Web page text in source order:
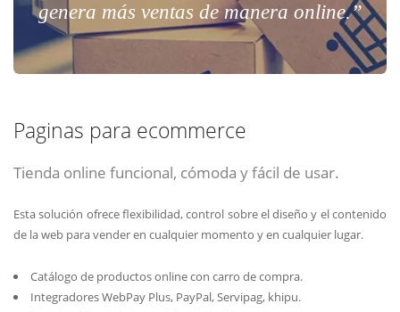
genera más ventas de manera online.”
Paginas para ecommerce
Tienda online funcional, cómoda y fácil de usar.
Esta solución ofrece flexibilidad, control sobre el diseño y el contenido
de la web para vender en cualquier momento y en cualquier lugar.
Catálogo de productos online con carro de compra.
Integradores WebPay Plus, PayPal, Servipag, khipu.